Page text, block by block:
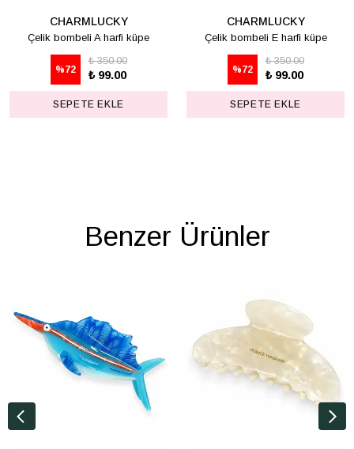
CHARMLUCKY
Çelik bombeli A harfi küpe
%72
₺ 350.00
₺ 99.00
SEPETE EKLE
CHARMLUCKY
Çelik bombeli E harfi küpe
%72
₺ 350.00
₺ 99.00
SEPETE EKLE
Benzer Ürünler